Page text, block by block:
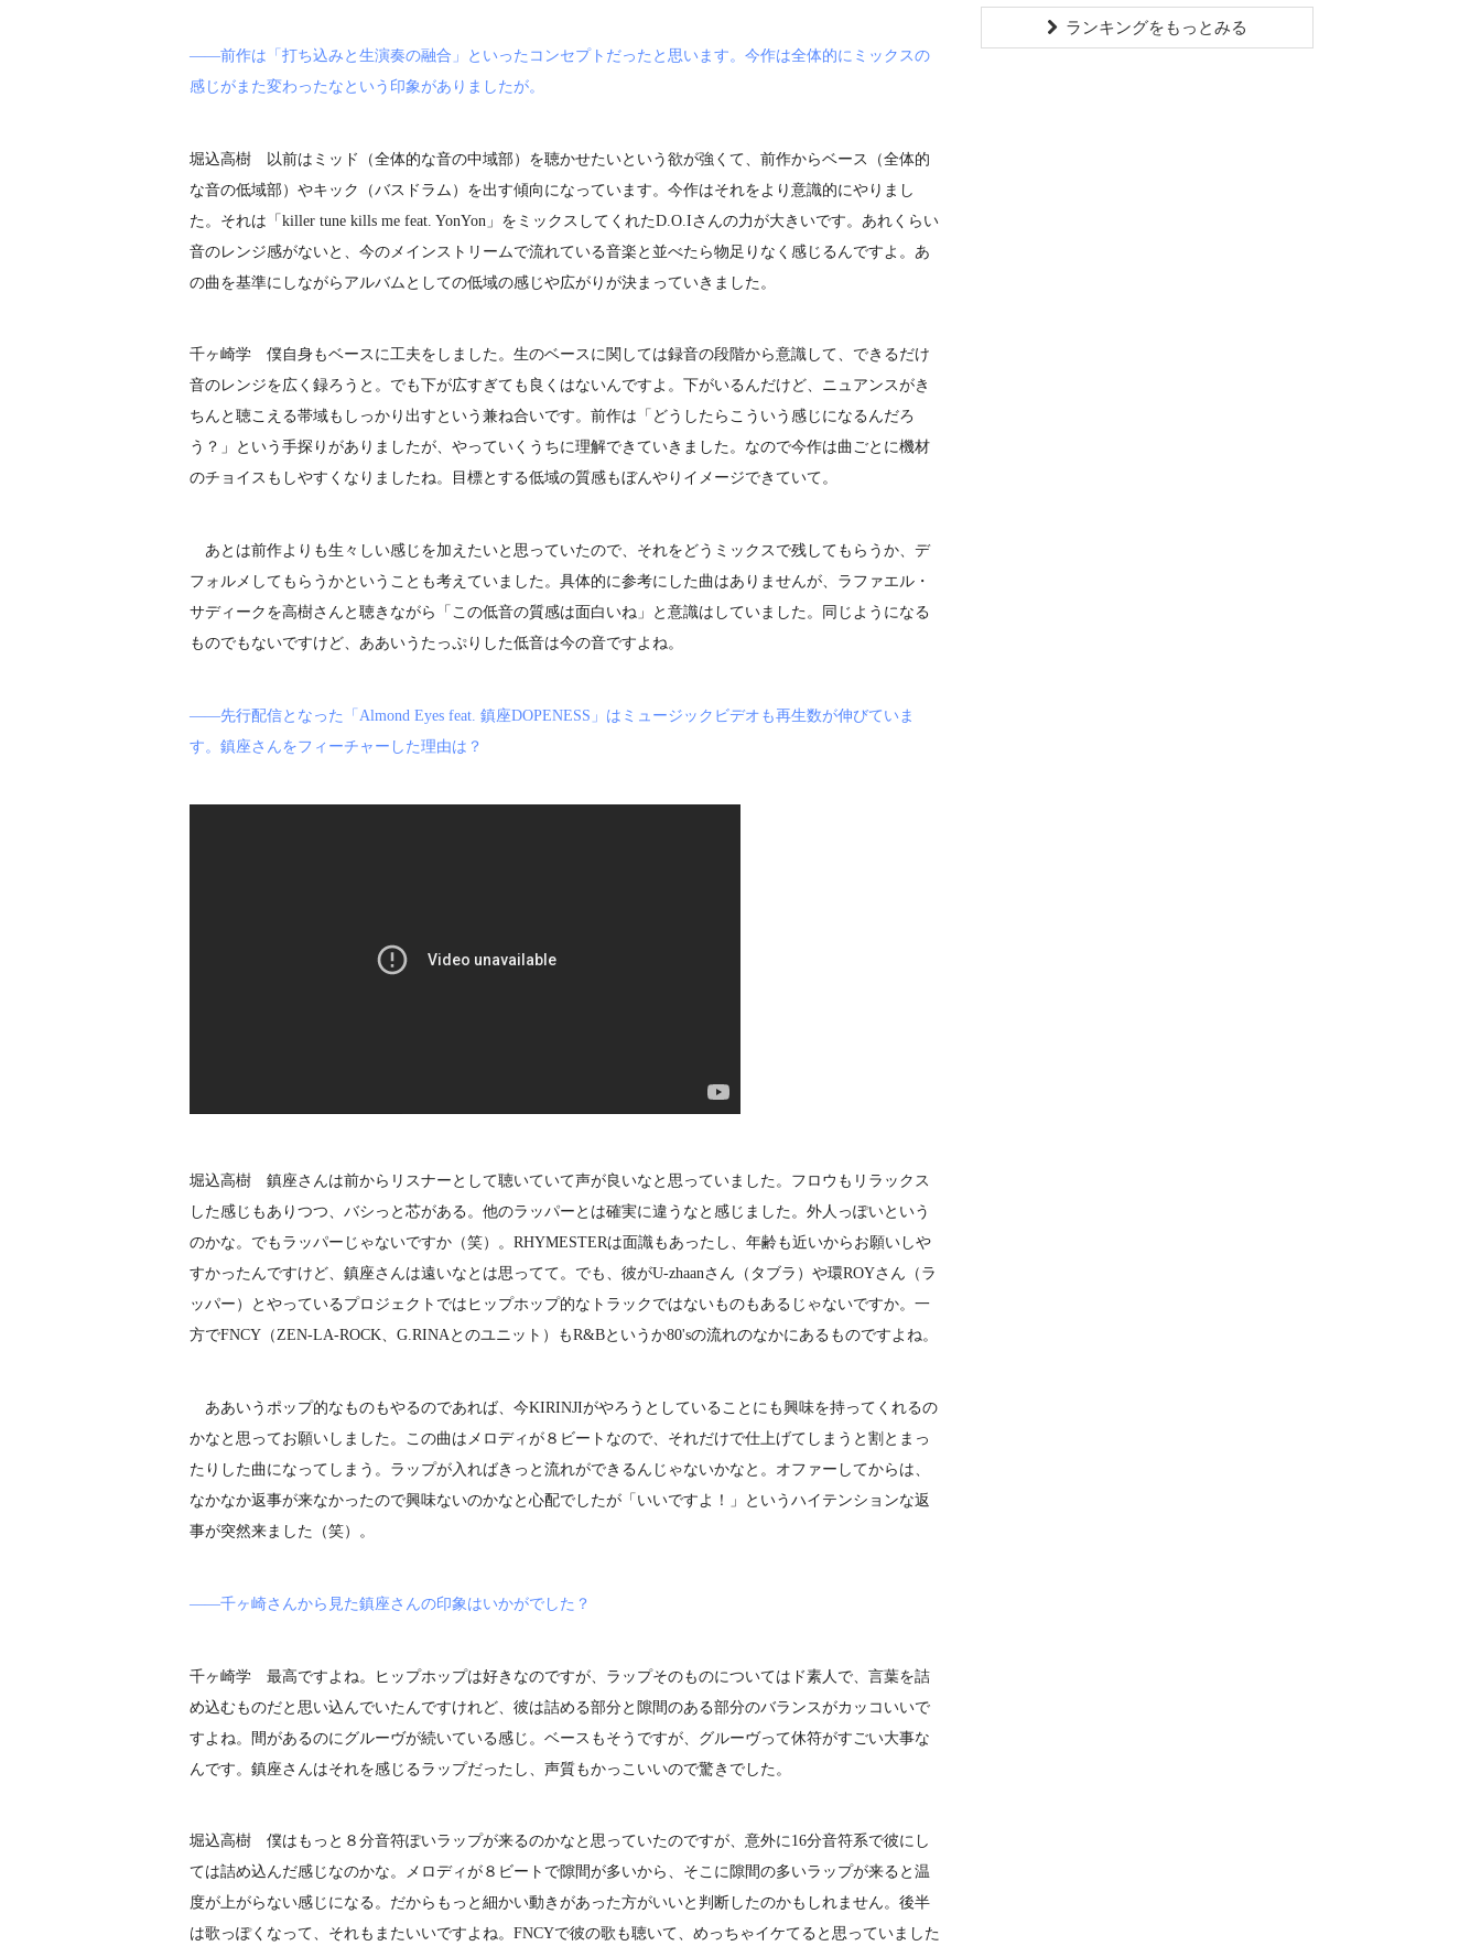
――前作は「打ち込みと生演奏の融合」といったコンセプトだったと思います。今作は全体的にミックスの
感じがまた変わったなという印象がありましたが。
堀込高樹 以前はミッド（全体的な音の中域部）を聴かせたいという欲が強くて、前作からベース（全体的
な音の低域部）やキック（バスドラム）を出す傾向になっています。今作はそれをより意識的にやりまし
た。それは「killer tune kills me feat. YonYon」をミックスしてくれたD.O.Iさんの力が大きいです。あれくらい
音のレンジ感がないと、今のメインストリームで流れている音楽と並べたら物足りなく感じるんですよ。あ
の曲を基準にしながらアルバムとしての低域の感じや広がりが決まっていきました。
千ヶ崎学 僕自身もベースに工夫をしました。生のベースに関しては録音の段階から意識して、できるだけ
音のレンジを広く録ろうと。でも下が広すぎても良くはないんですよ。下がいるんだけど、ニュアンスがき
ちんと聴こえる帯域もしっかり出すという兼ね合いです。前作は「どうしたらこういう感じになるんだろ
う？」という手探りがありましたが、やっていくうちに理解できていきました。なので今作は曲ごとに機材
のチョイスもしやすくなりましたね。目標とする低域の質感もぼんやりイメージできていて。
あとは前作よりも生々しい感じを加えたいと思っていたので、それをどうミックスで残してもらうか、デ
フォルメしてもらうかということも考えていました。具体的に参考にした曲はありませんが、ラファエル・
サディークを高樹さんと聴きながら「この低音の質感は面白いね」と意識はしていました。同じようになる
ものでもないですけど、ああいうたっぷりした低音は今の音ですよね。
――先行配信となった「Almond Eyes feat. 鎮座DOPENESS」はミュージックビデオも再生数が伸びていま
す。鎮座さんをフィーチャーした理由は？
堀込高樹 鎮座さんは前からリスナーとして聴いていて声が良いなと思っていました。フロウもリラックス
した感じもありつつ、バシっと芯がある。他のラッパーとは確実に違うなと感じました。外人っぽいという
のかな。でもラッパーじゃないですか（笑）。RHYMESTERは面識もあったし、年齢も近いからお願いしや
すかったんですけど、鎮座さんは遠いなとは思ってて。でも、彼がU-zhaanさん（タブラ）や環ROYさん（ラ
ッパー）とやっているプロジェクトではヒップホップ的なトラックではないものもあるじゃないですか。一
方でFNCY（ZEN-LA-ROCK、G.RINAとのユニット）もR&Bというか80'sの流れのなかにあるものですよね。
ああいうポップ的なものもやるのであれば、今KIRINJIがやろうとしていることにも興味を持ってくれるの
かなと思ってお願いしました。この曲はメロディが８ビートなので、それだけで仕上げてしまうと割とまっ
たりした曲になってしまう。ラップが入ればきっと流れができるんじゃないかなと。オファーしてからは、
なかなか返事が来なかったので興味ないのかなと心配でしたが「いいですよ！」というハイテンションな返
事が突然来ました（笑）。
――千ヶ崎さんから見た鎮座さんの印象はいかがでした？
千ヶ崎学 最高ですよね。ヒップホップは好きなのですが、ラップそのものについてはド素人で、言葉を詰
め込むものだと思い込んでいたんですけれど、彼は詰める部分と隙間のある部分のバランスがカッコいいで
すよね。間があるのにグルーヴが続いている感じ。ベースもそうですが、グルーヴって休符がすごい大事な
んです。鎮座さんはそれを感じるラップだったし、声質もかっこいいので驚きでした。
堀込高樹 僕はもっと８分音符ぽいラップが来るのかなと思っていたのですが、意外に16分音符系で彼にし
ては詰め込んだ感じなのかな。メロディが８ビートで隙間が多いから、そこに隙間の多いラップが来ると温
度が上がらない感じになる。だからもっと細かい動きがあった方がいいと判断したのかもしれません。後半
は歌っぽくなって、それもまたいいですよね。FNCYで彼の歌も聴いて、めっちゃイケてると思っていました
ランキングをもっとみる